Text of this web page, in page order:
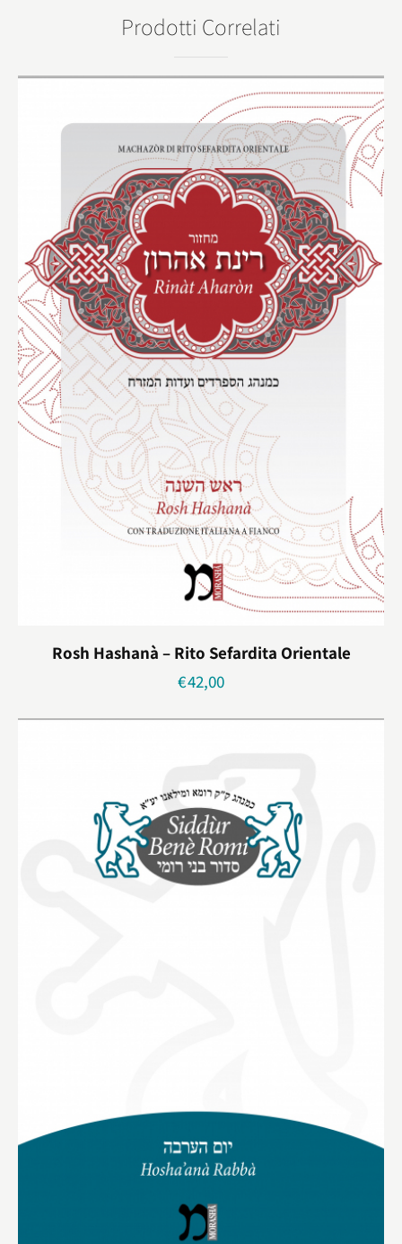
Prodotti Correlati
Rosh Hashanà – Rito Sefardita Orientale
€42,00